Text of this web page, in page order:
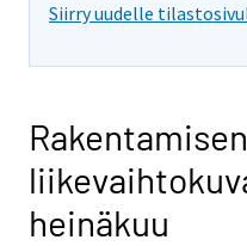
Siirry uudelle
Rakentamisen
heinäkuu